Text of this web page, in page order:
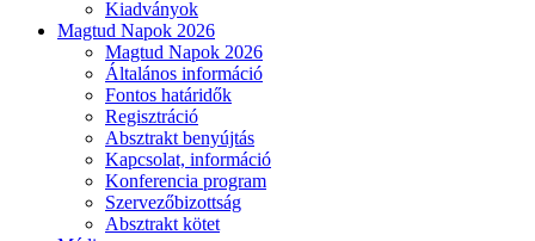
Kiadványok
Magtud Napok 2026
Magtud Napok 2026
Általános információ
Fontos határidők
Regisztráció
Absztrakt benyújtás
Kapcsolat, információ
Konferencia program
Szervezőbizottság
Absztrakt kötet